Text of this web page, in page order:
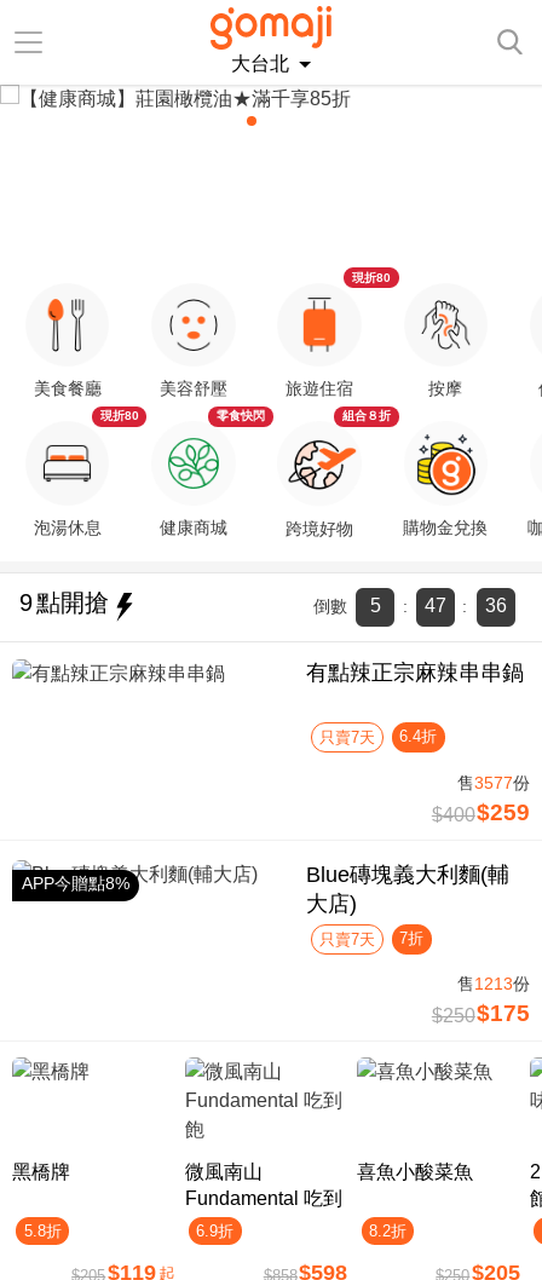
大台北
美食餐廳
泡湯休息
現折80
美容舒壓
健康商城
零食快閃
旅遊住宿
現折80
跨境好物
組合８折
按摩
購物金兌換
9點開搶 倒數 5 : 47 : 35
有點辣正宗麻辣串串鍋
只賣7天 6.4折
售3577份
$400$259
APP今贈點8%
Blue磚塊義大利麵(輔
大店)
只賣7天 7折
售1213份
$250$175
黑橋牌
5.8折
$205$119 起
微風南山
Fundamental 吃到
飽6.9折
$858$598
喜魚小酸菜魚
8.2折
$250$205